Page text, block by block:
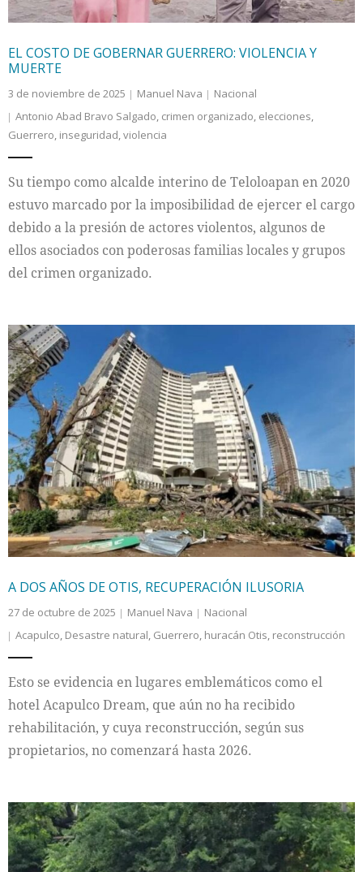
EL COSTO DE GOBERNAR GUERRERO: VIOLENCIA Y
MUERTE
3 de noviembre de 2025 Manuel Nava
Nacional
Antonio Abad Bravo Salgado, crimen organizado, elecciones,
Guerrero, inseguridad,violencia
Su tiempo como alcalde interino de Teloloapan en 2020
estuvo marcado por la imposibilidad de ejercer el cargo
debido a la presión de actores violentos, algunos de
ellos asociados con poderosas familias locales y grupos
del crimen organizado.
A DOS AÑOS DE OTIS, RECUPERACIÓN ILUSORIA
27 de octubre de 2025 Manuel Nava
Nacional
Acapulco, Desastre natural, Guerrero, huracán Otis, reconstrucción
Esto se evidencia en lugares emblemáticos como el
hotel Acapulco Dream, que aún no ha recibido
rehabilitación, y cuya reconstrucción, según sus
propietarios, no comenzará hasta 2026.